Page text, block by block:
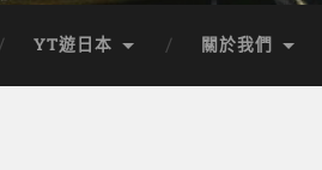
YT遊日本 關於我們